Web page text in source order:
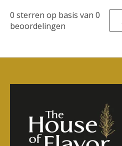
0 sterren op basis van 0
beoordelingen